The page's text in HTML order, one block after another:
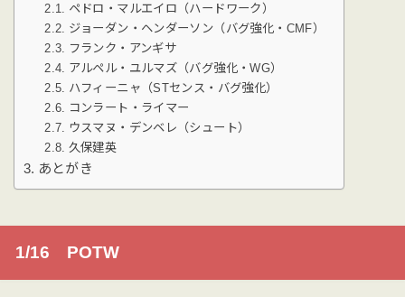
ペドロ・マルエイロ（ハードワーク）
ジョーダン・ヘンダーソン（バグ強化・CMF）
フランク・アンギサ
アルペル・ユルマズ（バグ強化・WG）
ハフィーニャ（STセンス・バグ強化）
コンラート・ライマー
ウスマヌ・デンベレ（シュート）
久保建英
あとがき
1/16 POTW